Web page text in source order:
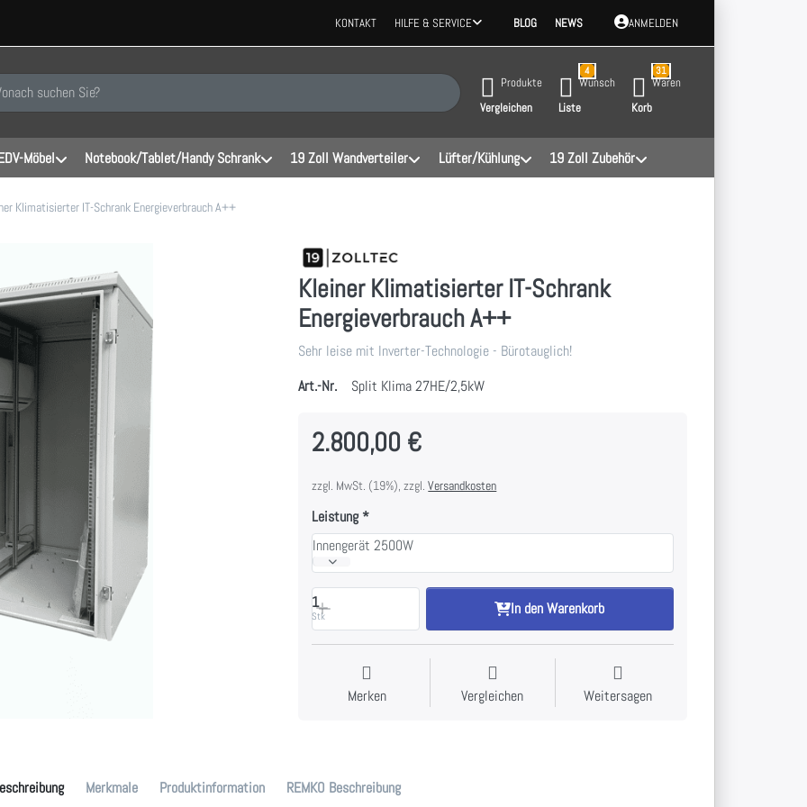
KONTAKT HILFE & SERVICE BLOG NEWS ANMELDEN
einen Suchbegriff ein. Während Sie tippen, erscheinen automatisch erste Ergebnisse. Drücken Sie die Eingabetaste, um alle Ergebnisse aufzurufen.
Produkte
Vergleichen
4
Wunsch
Liste
31
Waren
Korb
Möbel Notebook/Tablet/Handy Schrank 19 Zoll Wandverteiler Lüfter/Kühlung 19 Zoll Zubehör
Klimatisierter IT-Schrank Energieverbrauch A++
Kleiner Klimatisierter IT-Schrank
Energieverbrauch A++
Sehr leise mit Inverter-Technologie - Bürotauglich!
Art.-Nr.
Split Klima 27HE/2,5kW
2.800,00 €
zzgl. MwSt. (19%), zzgl.Versandkosten
Leistung
Innengerät 2500W
1
Stk In den Warenkorb
Merken Vergleichen Weitersagen
Merkmale Produktinformation REMKO Beschreibung